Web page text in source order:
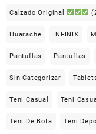
Calzado Original
Huarache INFINIX
Pantuflas Pantuflas
Sin Categorizar
Teni Casual Teni
Teni De Bota Teni